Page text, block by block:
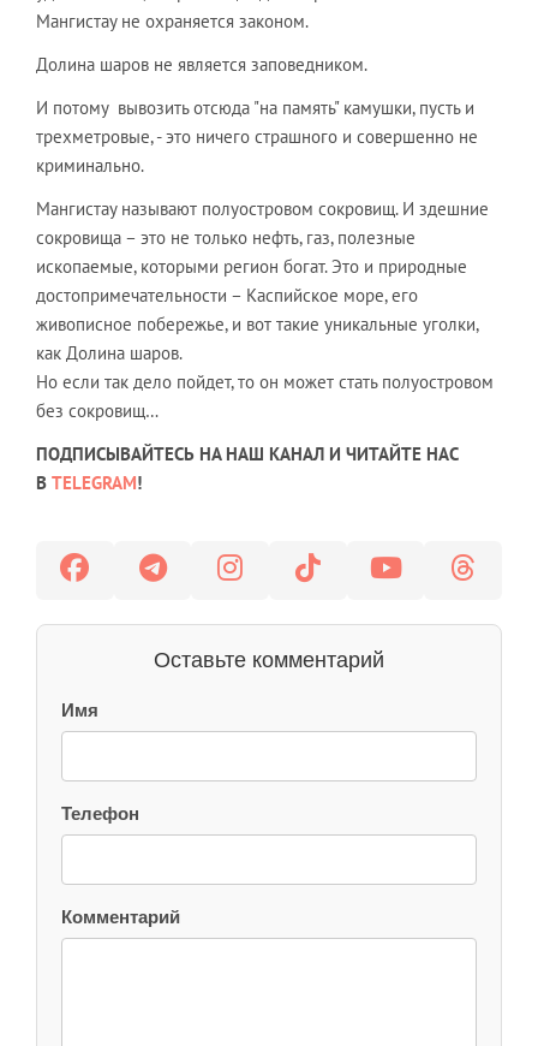
Мангистау не охраняется законом.
Долина шаров не является заповедником.
И потому вывозить отсюда "на память" камушки, пусть и
трехметровые, - это ничего страшного и совершенно не
криминально.
Мангистау называют полуостровом сокровищ. И здешние
сокровища – это не только нефть, газ, полезные
ископаемые, которыми регион богат. Это и природные
достопримечательности – Каспийское море, его
живописное побережье, и вот такие уникальные уголки,
как Долина шаров.
Но если так дело пойдет, то он может стать полуостровом
без сокровищ…
ПОДПИСЫВАЙТЕСЬ НА НАШ КАНАЛ И ЧИТАЙТЕ НАС
В TELEGRAM!
Оставьте комментарий
Имя
Телефон
Комментарий